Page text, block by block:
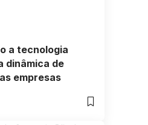
a tecnologia
dinâmica de
empresas